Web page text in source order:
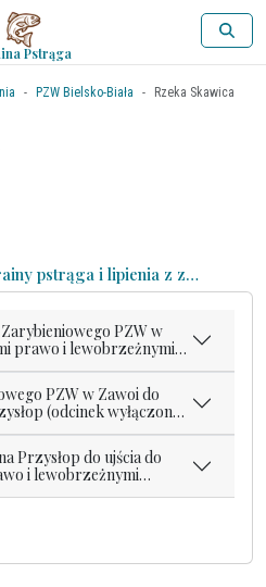
Pstrąga
PZW Bielsko-Biała Rzeka Skawica
Granice odcinków krainy pstrąga i lipienia z zasadami połowu
PZW w
prawo i lewobrzeżnymi
PZW w Zawoi do
(odcinek wyłączony
Przysłop do ujścia do
i lewobrzeżnymi